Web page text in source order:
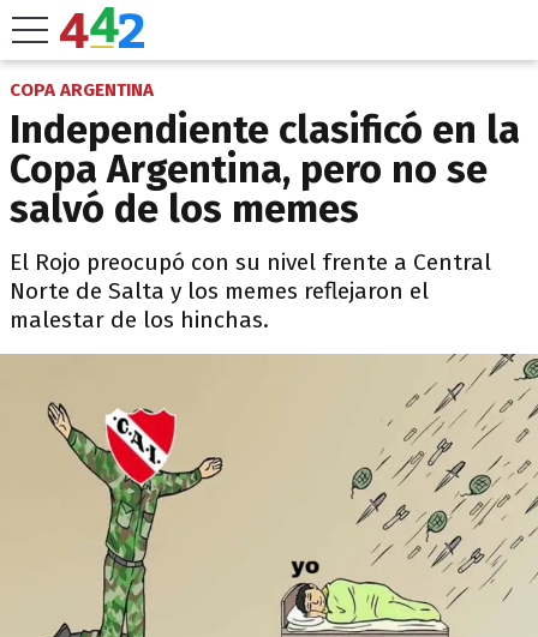
COPA ARGENTINA
Independiente clasificó en la
Copa Argentina, pero no se
salvó de los memes
El Rojo preocupó con su nivel frente a Central
Norte de Salta y los memes reflejaron el
malestar de los hinchas.